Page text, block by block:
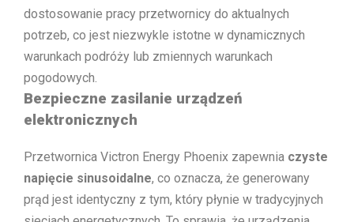
dostosowanie pracy przetwornicy do aktualnych
potrzeb, co jest niezwykle istotne w dynamicznych
warunkach podróży lub zmiennych warunkach
pogodowych.
Bezpieczne zasilanie urządzeń
elektronicznych
Przetwornica Victron Energy Phoenix zapewnia czyste
napięcie sinusoidalne, co oznacza, że generowany
prąd jest identyczny z tym, który płynie w tradycyjnych